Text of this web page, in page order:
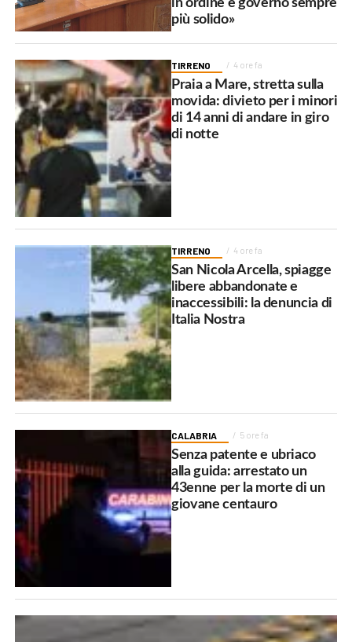
più solido»
TIRRENO 4 ore fa
Praia a Mare, stretta sulla
movida: divieto per i minori
di 14 anni di andare in giro
di notte
TIRRENO 4 ore fa
San Nicola Arcella, spiagge
libere abbandonate e
inaccessibili: la denuncia di
Italia Nostra
CALABRIA 5 ore fa
Senza patente e ubriaco
alla guida: arrestato un
43enne per la morte di un
giovane centauro